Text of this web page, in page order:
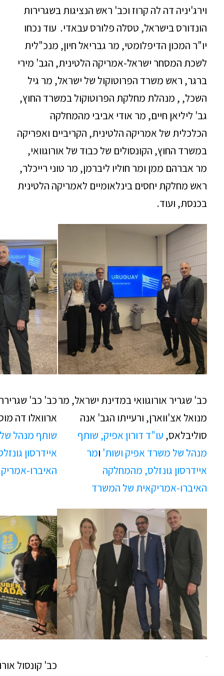
וירג'יניה דה לה קרוז וכב' ראש הנציגות בשגרירות
הונדורס בישראל, טסלה פלורס עבאדי. עוד נכחו
יו"ר המכון הדיפלומטי, מר גבריאל חיון, מנכ"לית
לשכת המסחר ישראל-אמריקה הלטינית, הגב' מירי
ברגר, ראש משרד הפרוטוקול של ישראל, מר גיל
השכל, , מנהלת מחלקת הפרוטוקול במשרד החוץ,
גב' ליליאן חיים, מר אודי אביבי מהמחלקה
הכלכלית של אמריקה הלטינית, הקריביים ואפריקה
במשרד החוץ, הקונסולים של כבוד של אורוגוואי,
מר אברהם ממן ומר חוליו ליברמן, מר טוני רייכלר,
ראש מחלקת יחסים בינלאומיים לאמריקה הלטינית
בכנסת, ועוד.
כב' שגריר אורוגוואי במדינת ישראל, מר
מנואל אצ'ווארן, ורעייתו הגב' אנה
סוליבלאס, עו"ד דורון אפיק, שותף
מנהל של משרד אפיק ושות' ומר
איידרסון גונזלס, מהמחלקה
האיברו-אמריקאית של המשרד
כב' כב'
ארוואלו דה
שותף מנהל
איידרסון
האיברו-
כב' קונסול